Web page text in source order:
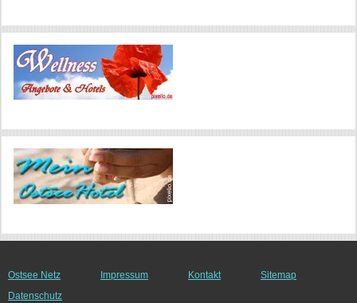
Ostsee Netz Impressum Kontakt
Sitemap
Datenschutz